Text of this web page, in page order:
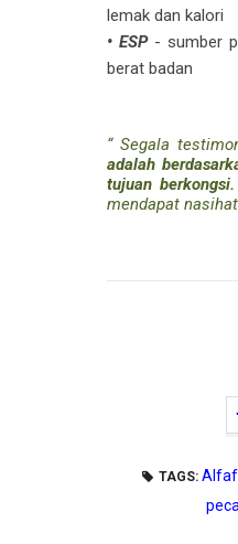
lemak dan kalori
• ESP- sumber
berat badan
“ Segala
adalah
tujuan berkongsi.
mendapat
TAGS: